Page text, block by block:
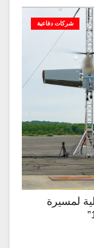
شركات دفاعية
لمسيرة